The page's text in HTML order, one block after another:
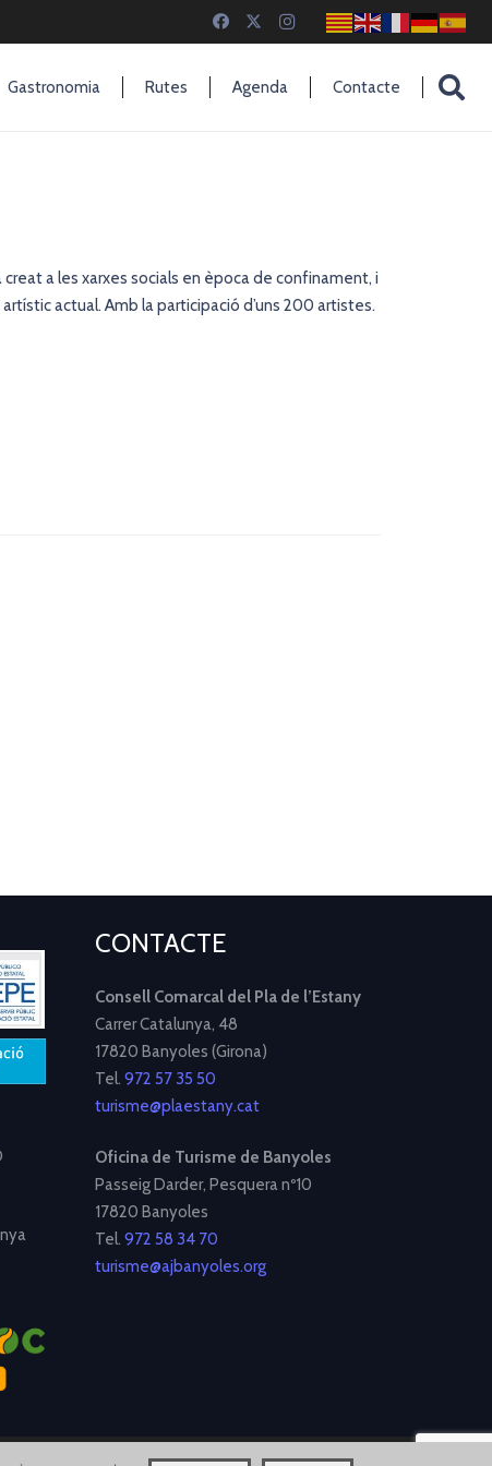
Gastronomia Rutes Agenda Contacte
a les xarxes socials en època de confinament, i
actual. Amb la participació d’uns 200 artistes.
CONTACTE
Consell Comarcal del Pla de l’Estany
Carrer Catalunya, 48
17820 Banyoles (Girona)
Tel. 972 57 35 50
turisme@plaestany.cat
Oficina de Turisme de Banyoles
Passeig Darder, Pesquera nº10
17820 Banyoles
Tel. 972 58 34 70
turisme@ajbanyoles.org